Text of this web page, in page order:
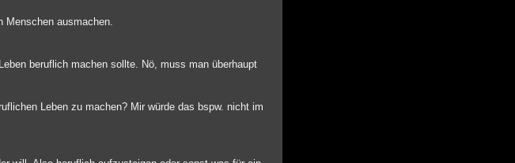
Menschen ausmachen.
beruflich machen sollte. Nö, muss man überhaupt
Leben zu machen? Mir würde das bspw. nicht im